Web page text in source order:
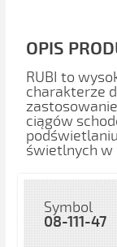
OPIS
RUBI to
charakterze
ciągów
świetlnych
Symbol
08-111-47